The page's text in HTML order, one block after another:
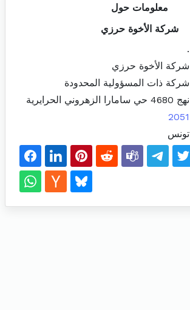
معلومات حول
شركة الأخوة حرزي
.
شركة الأخوة حرزي
شركة ذات المسؤولية المحدودة
نهج 4680 حي سامارا الزهروني الحرايرية
2051
تونس